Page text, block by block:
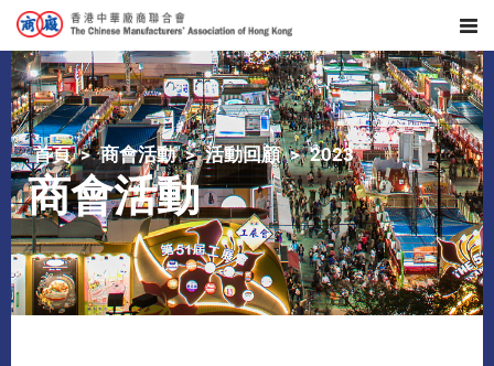
首頁 商會活動 活動回顧 2023
商會活動